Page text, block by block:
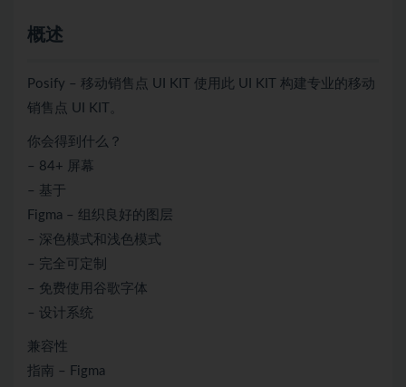
概述
Posify – 移动销售点 UI KIT 使用此 UI KIT 构建专业的移动
销售点 UI KIT。
你会得到什么？
– 84+ 屏幕
– 基于
Figma – 组织良好的图层
– 深色模式和浅色模式
– 完全可定制
– 免费使用谷歌字体
– 设计系统
兼容性
指南 – Figma